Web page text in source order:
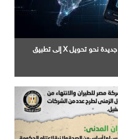
إطلاق " XChat " في خطوة جديدة نحو تحويل X إلى تطبيق